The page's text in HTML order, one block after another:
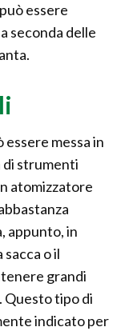
essere
seconda delle
messa in
di strumenti
atomizzatore
appunto, in
o il
grandi
Questo tipo di
indicato per